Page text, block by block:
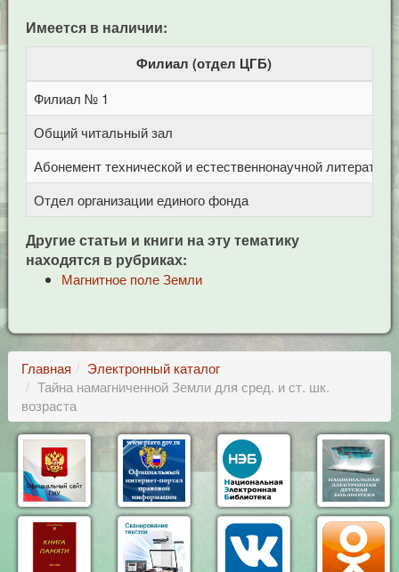
Имеется в наличии:
Филиал (отдел ЦГБ)
Филиал № 1
Общий читальный зал
Абонемент технической и естественнонаучной литерат
Отдел организации единого фонда
Другие статьи и книги на эту тематику
находятся в рубриках:
Магнитное поле Земли
Главная
Электронный каталог
Тайна намагниченной Земли для сред. и ст. шк.
возраста